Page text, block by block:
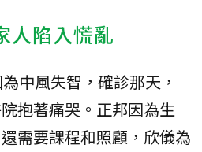
人陷入慌亂
中風失智，確診那天，
抱著痛哭。正邦因為生
需要課程和照顧，欣儀為